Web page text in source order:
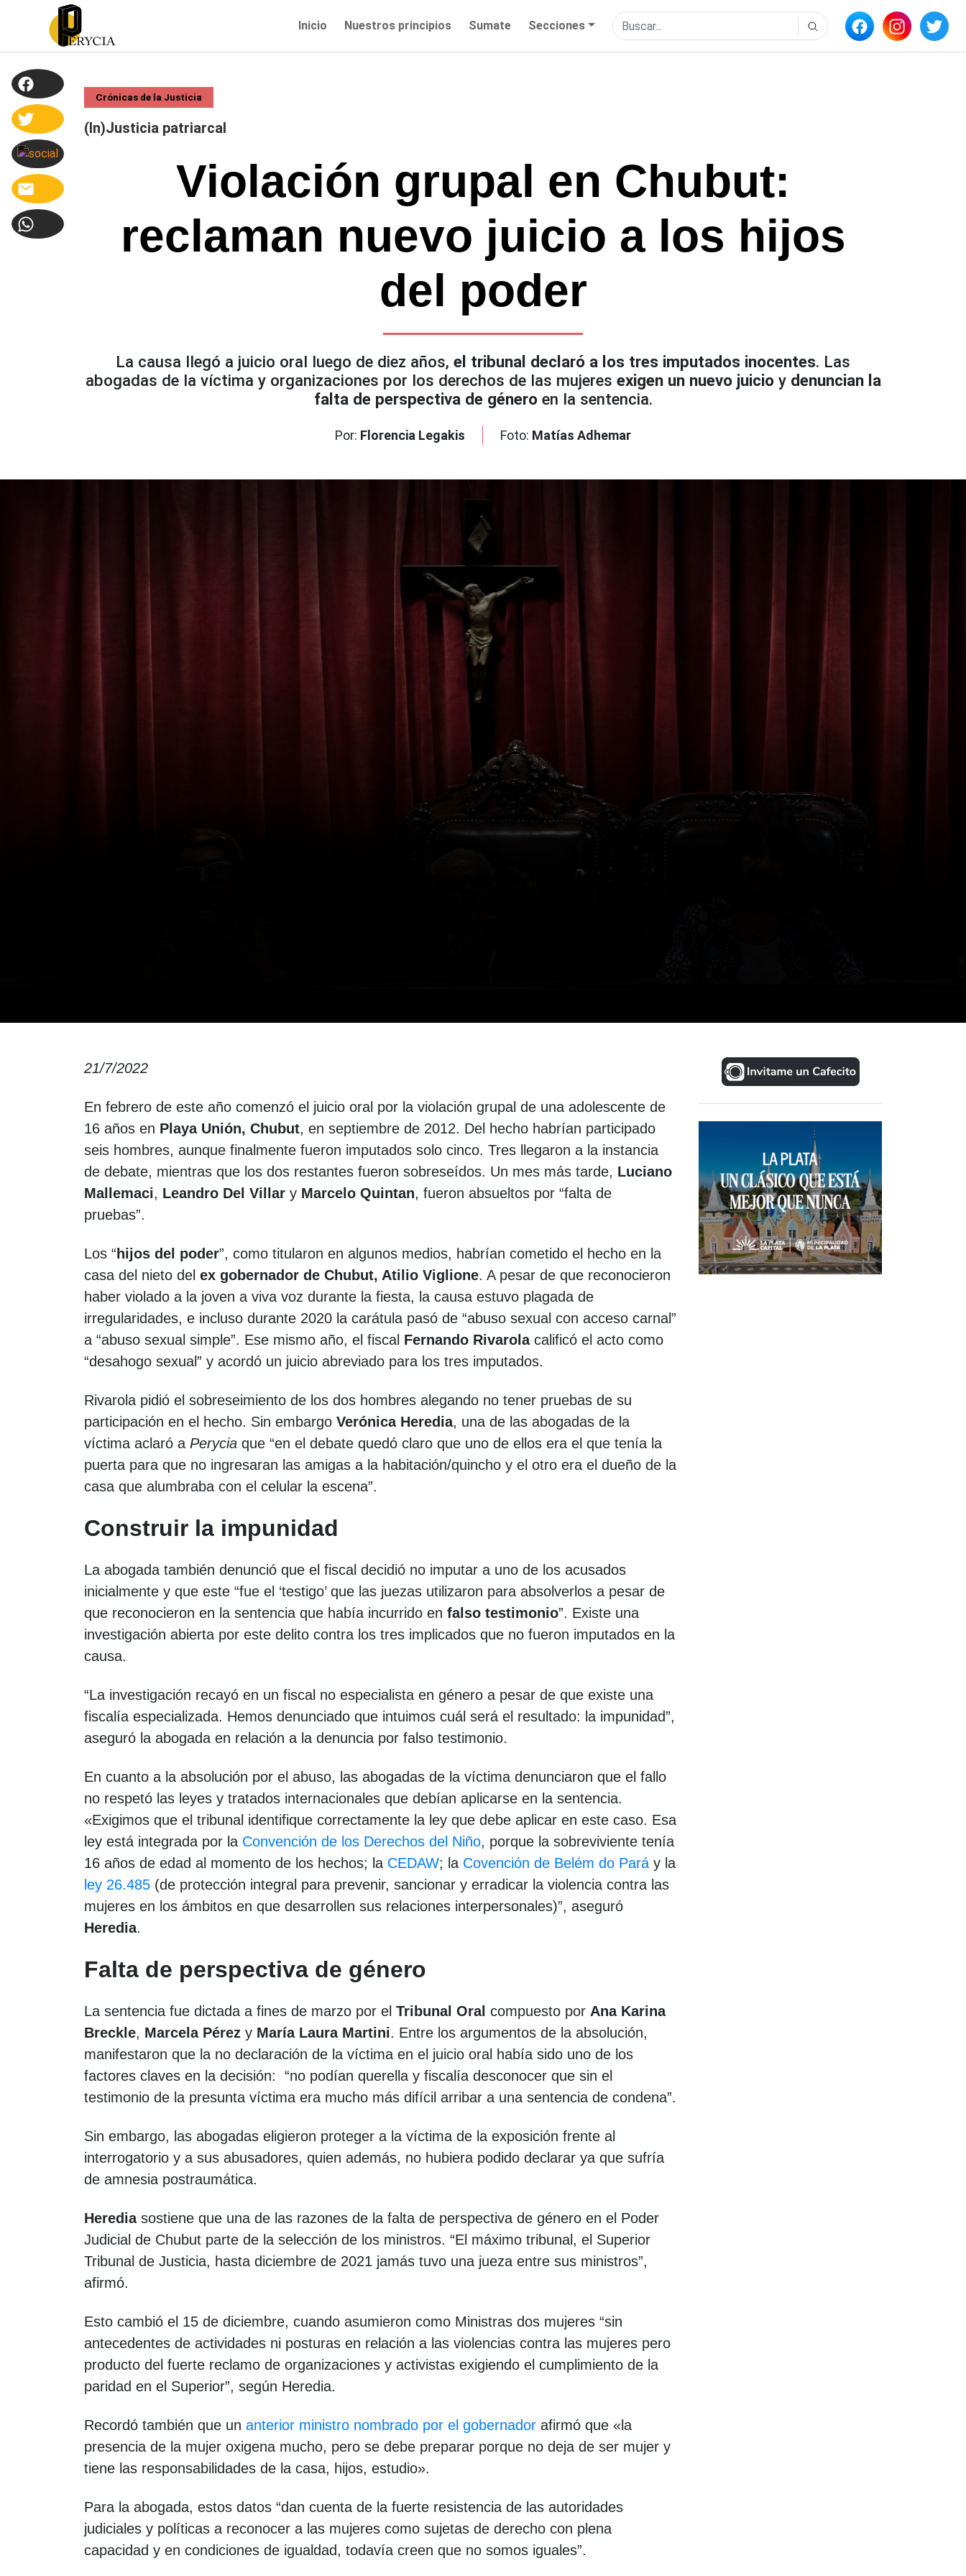
Inicio Nuestros principios Sumate Secciones
Crónicas de la Justicia
(In)Justicia patriarcal
Violación grupal en Chubut:
reclaman nuevo juicio a los hijos
del poder
La causa llegó a juicio oral luego de diez años, el tribunal declaró a los tres imputados inocentes. Las
abogadas de la víctima y organizaciones por los derechos de las mujeres exigen un nuevo juicioy denuncian la
falta de perspectiva de géneroen la sentencia.
Por: Florencia Legakis Foto: Matías Adhemar
21/7/2022
En febrero de este año comenzó el juicio oral por la violación grupal de una adolescente de
16 años en Playa Unión, Chubut, en septiembre de 2012. Del hecho habrían participado
seis hombres, aunque finalmente fueron imputados solo cinco. Tres llegaron a la instancia
de debate, mientras que los dos restantes fueron sobreseídos. Un mes más tarde, Luciano
Mallemaci, Leandro Del Villar y Marcelo Quintan, fueron absueltos por “falta de
pruebas”.
Los “ hijos del poder”, como titularon en algunos medios, habrían cometido el hecho en la
casa del nieto del ex gobernador de Chubut, Atilio Viglione. A pesar de que reconocieron
haber violado a la joven a viva voz durante la fiesta, la causa estuvo plagada de
irregularidades, e incluso durante 2020 la carátula pasó de “abuso sexual con acceso carnal”
a “abuso sexual simple”. Ese mismo año, el fiscal Fernando Rivarola calificó el acto como
“desahogo sexual” y acordó un juicio abreviado para los tres imputados.
Rivarola pidió el sobreseimiento de los dos hombres alegando no tener pruebas de su
participación en el hecho. Sin embargo Verónica Heredia, una de las abogadas de la
víctima aclaró a Perycia que “en el debate quedó claro que uno de ellos era el que tenía la
puerta para que no ingresaran las amigas a la habitación/quincho y el otro era el dueño de la
casa que alumbraba con el celular la escena”.
Construir la impunidad
La abogada también denunció que el fiscal decidió no imputar a uno de los acusados
inicialmente y que este “fue el ‘testigo’ que las juezas utilizaron para absolverlos a pesar de
que reconocieron en la sentencia que había incurrido en falso testimonio”. Existe una
investigación abierta por este delito contra los tres implicados que no fueron imputados en la
causa.
“La investigación recayó en un fiscal no especialista en género a pesar de que existe una
fiscalía especializada. Hemos denunciado que intuimos cuál será el resultado: la impunidad”,
aseguró la abogada en relación a la denuncia por falso testimonio.
En cuanto a la absolución por el abuso, las abogadas de la víctima denunciaron que el fallo
no respetó las leyes y tratados internacionales que debían aplicarse en la sentencia.
«Exigimos que el tribunal identifique correctamente la ley que debe aplicar en este caso. Esa
ley está integrada por la Convención de los Derechos del Niño, porque la sobreviviente tenía
16 años de edad al momento de los hechos; la CEDAW; la Covención de Belém do Pará y la
ley 26.485 (de protección integral para prevenir, sancionar y erradicar la violencia contra las
mujeres en los ámbitos en que desarrollen sus relaciones interpersonales)”, aseguró
Heredia.
Falta de perspectiva de género
La sentencia fue dictada a fines de marzo por el Tribunal Oral compuesto por Ana Karina
Breckle, Marcela Pérez y María Laura Martini. Entre los argumentos de la absolución,
manifestaron que la no declaración de la víctima en el juicio oral había sido uno de los
factores claves en la decisión: “no podían querella y fiscalía desconocer que sin el
testimonio de la presunta víctima era mucho más difícil arribar a una sentencia de condena”.
Sin embargo, las abogadas eligieron proteger a la víctima de la exposición frente al
interrogatorio y a sus abusadores, quien además, no hubiera podido declarar ya que sufría
de amnesia postraumática.
Herediasostiene que una de las razones de la falta de perspectiva de género en el Poder
Judicial de Chubut parte de la selección de los ministros. “El máximo tribunal, el Superior
Tribunal de Justicia, hasta diciembre de 2021 jamás tuvo una jueza entre sus ministros”,
afirmó.
Esto cambió el 15 de diciembre, cuando asumieron como Ministras dos mujeres “sin
antecedentes de actividades ni posturas en relación a las violencias contra las mujeres pero
producto del fuerte reclamo de organizaciones y activistas exigiendo el cumplimiento de la
paridad en el Superior”, según Heredia.
Recordó también que un anterior ministro nombrado por el gobernador afirmó que «la
presencia de la mujer oxigena mucho, pero se debe preparar porque no deja de ser mujer y
tiene las responsabilidades de la casa, hijos, estudio».
Para la abogada, estos datos “dan cuenta de la fuerte resistencia de las autoridades
judiciales y políticas a reconocer a las mujeres como sujetas de derecho con plena
capacidad y en condiciones de igualdad, todavía creen que no somos iguales”.